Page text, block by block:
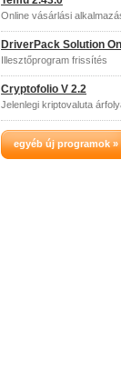
Online vásárlási
DriverPack Solution
Illesztőprogram frissítés
Cryptofolio V 2.2
Jelenlegi kriptovaluta
egyéb új programok »